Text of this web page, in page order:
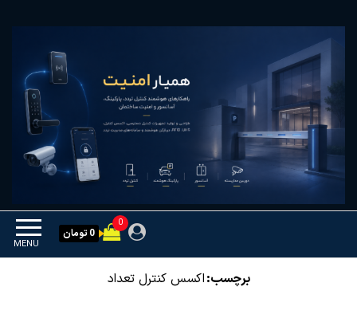
همیار امنیت
MENU
0
0 تومان
برچسب:اکسس کنترل تعداد